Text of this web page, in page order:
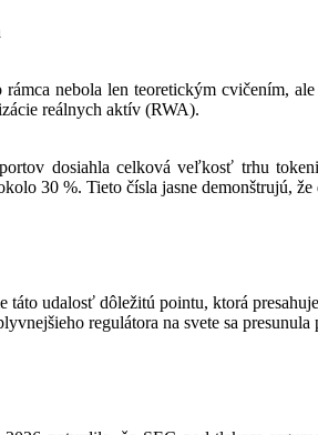
nebola len teoretickým cvičením,
reálnych aktív (RWA).
dosiahla celková veľkosť trhu
30 %. Tieto čísla jasne demonštrujú,
táto udalosť dôležitú pointu, ktorá
regulátora na svete sa